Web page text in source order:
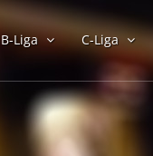
B-Liga C-Liga